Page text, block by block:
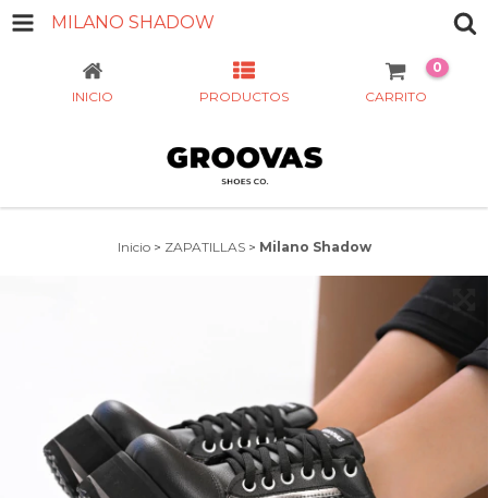
MILANO SHADOW
INICIO PRODUCTOS CARRITO
0
Inicio > ZAPATILLAS > Milano Shadow